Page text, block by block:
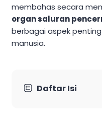
membahas secara
organ saluran
berbagai aspek
manusia.
Daftar Isi